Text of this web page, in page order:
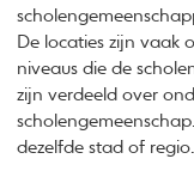
De locaties zijn vaak
niveaus die de
zijn verdeeld over
dezelfde stad of regio.